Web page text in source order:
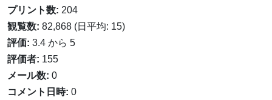
プリント数: 204
観覧数: 82,868 (日平均: 15)
評価: 3.4 から 5
評価者: 155
メール数: 0
コメント日時: 0